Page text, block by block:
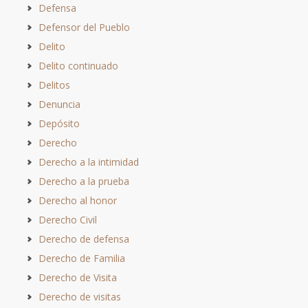
Defensa
Defensor del Pueblo
Delito
Delito continuado
Delitos
Denuncia
Depósito
Derecho
Derecho a la intimidad
Derecho a la prueba
Derecho al honor
Derecho Civil
Derecho de defensa
Derecho de Familia
Derecho de Visita
Derecho de visitas